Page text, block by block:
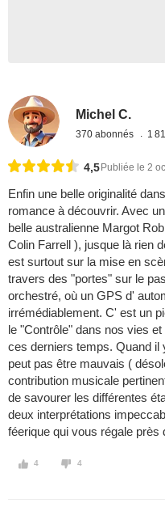
Michel C.
370 abonnés 1
4,5 Publiée le 2
Enfin une belle originalité
romance à découvrir. Avec
belle australienne Margot
Colin Farrell ), jusque là rien
est surtout sur la mise en
travers des "portes" sur le
orchestré, où un GPS d'
irrémédiablement. C' est un
le "Contrôle" dans nos vies
ces derniers temps. Quand il
peut pas être mauvais (
contribution musicale
de savourer les différentes
deux interprétations
féerique qui vous régale
4 4